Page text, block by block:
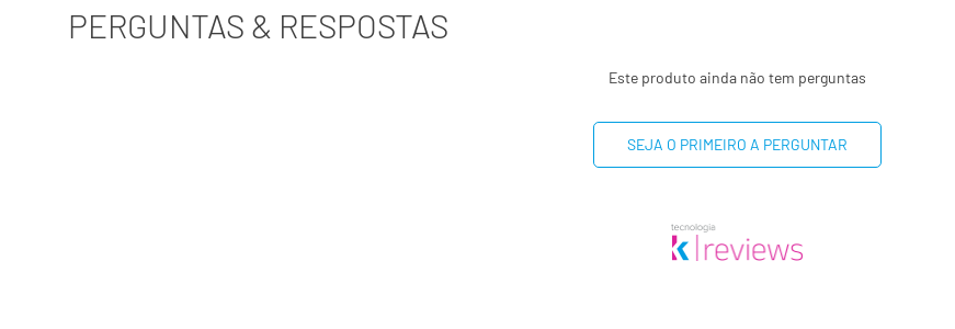
PERGUNTAS & RESPOSTAS
Este produto ainda não tem perguntas
SEJA O PRIMEIRO A PERGUNTAR